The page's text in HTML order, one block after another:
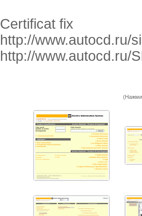
Certificat fix
http://www.autocd.ru/
http://www.autocd.ru/